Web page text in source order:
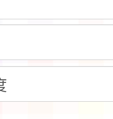
助參觀特色
施計畫」